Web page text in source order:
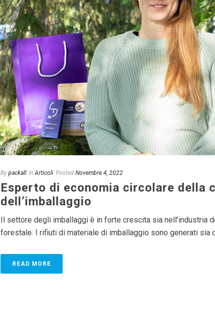
By packall In Articoli Posted Novembre 4, 2022
Esperto di economia circolare della
dell’imballaggio
Il settore degli imballaggi è in forte crescita sia nell’industria
forestale. I rifiuti di materiale di imballaggio sono generati sia
READ MORE